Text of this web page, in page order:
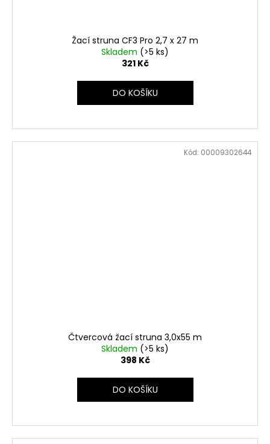
Žací struna CF3 Pro 2,7 x 27 m
Skladem (>5 ks)
321 Kč
DO KOŠÍKU
Čtvercová žací struna 3,0x55 m
Skladem (>5 ks)
398 Kč
DO KOŠÍKU
Kód: 00009302644